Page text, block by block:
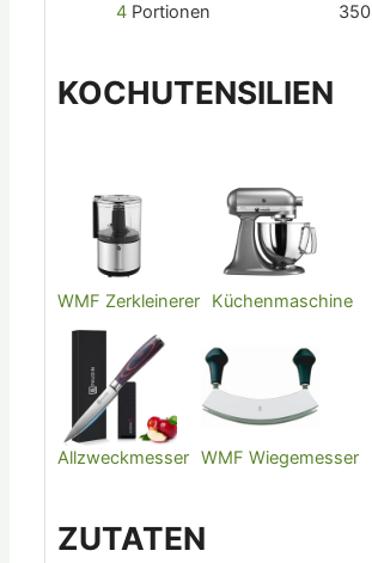
4 Portionen
350
KOCHUTENSILIEN
WMF Zerkleinerer Küchenmaschine
Allzweckmesser WMF Wiegemesser
ZUTATEN